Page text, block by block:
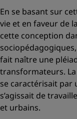
En se basant sur
vie et en faveur de
cette conception
fait naître une
transformateurs.
se caractérisait par
s’agissait de
et urbains.